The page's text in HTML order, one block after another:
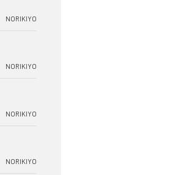
NORIKIYO
NORIKIYO
NORIKIYO
NORIKIYO